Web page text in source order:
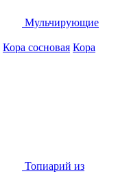
Мульчирующие
Кора сосновая Кора
Топиарий из